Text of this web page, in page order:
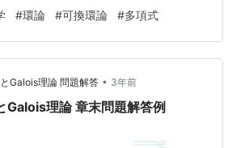
すことにします. つまり, の級数展開表
書きます. \begin{align} f(x) =
+ a(f;1)x + a(f;0).\end{align} また,
#環論 #可換環論 #多項式
Galois理論 問題解答 • 3年前
Galois理論 章末問題解答例